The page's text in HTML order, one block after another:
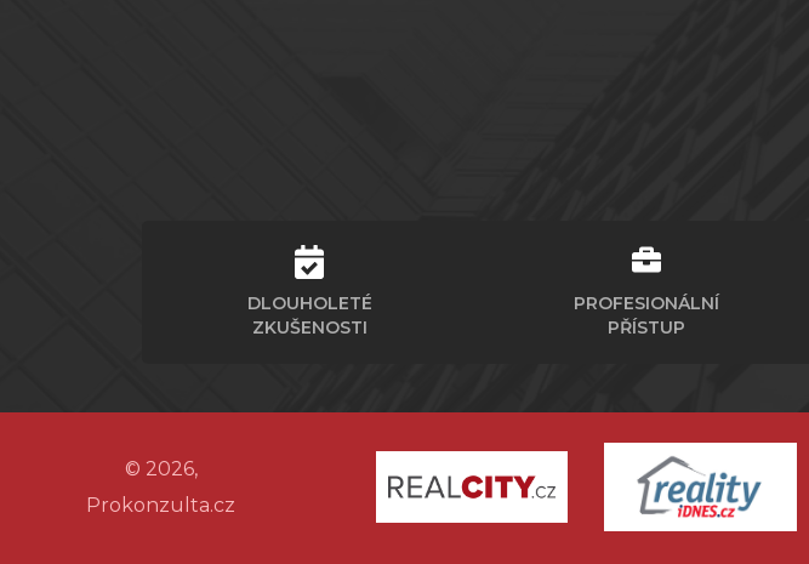
DLOUHOLETÉ
ZKUŠENOSTI
PROFESIONÁLNÍ
PŘÍSTUP
© 2026,
Prokonzulta.cz